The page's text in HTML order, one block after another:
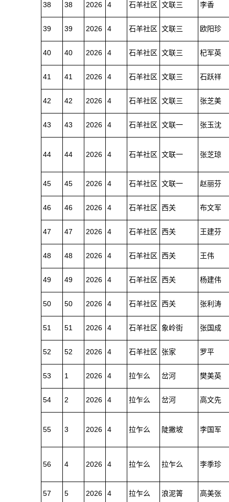
38 38 2026 4 石羊社区 文联三 李香
39 39 2026 4 石羊社区 文联三 欧阳珍
40 40 2026 4 石羊社区 文联三 杞军英
41 41 2026 4 石羊社区 文联三 石跃祥
42 42 2026 4 石羊社区 文联三 张芝美
43 43 2026 4 石羊社区 文联一 张玉沈
44 44 2026 4 石羊社区 文联一 张芝琼
45 45 2026 4 石羊社区 文联一 赵丽芬
46 46 2026 4 石羊社区 西关 布文军
47 47 2026 4 石羊社区 西关 王建芬
48 48 2026 4 石羊社区 西关 王伟
49 49 2026 4 石羊社区 西关 杨建伟
50 50 2026 4 石羊社区 西关 张利涛
51 51 2026 4 石羊社区 象岭街 张国成
52 52 2026 4 石羊社区 张家 罗平
53 1 2026 4 拉乍么 岔河 樊美英
54 2 2026 4 拉乍么 岔河 高文先
55 3 2026 4 拉乍么 陡撇坡 李国军
56 4 2026 4 拉乍么 拉乍么 李季珍
57 5 2026 4 拉乍么 浪泥箐 高美张